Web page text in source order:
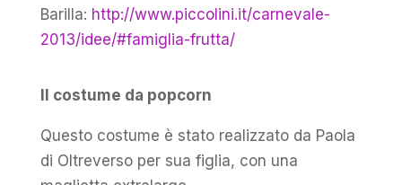
Barilla: http://www.piccolini.it/carnevale-
2013/idee/#famiglia-frutta/
Il costume da popcorn
Questo costume è stato realizzato da Paola
di Oltreverso per sua figlia, con una